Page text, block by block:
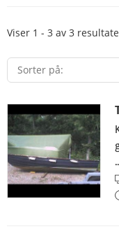
Viser 1 - 3 av 3